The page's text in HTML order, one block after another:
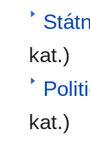
kat.)
kat.)